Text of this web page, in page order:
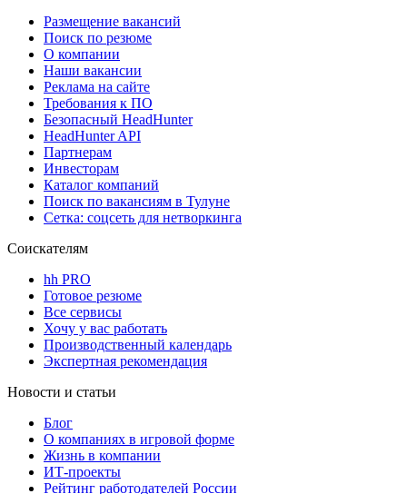
Размещение вакансий
Поиск по резюме
О компании
Наши вакансии
Реклама на сайте
Требования к ПО
Безопасный HeadHunter
HeadHunter API
Партнерам
Инвесторам
Каталог компаний
Поиск по вакансиям в Тулуне
Сетка: соцсеть для нетворкинга
Соискателям
hh PRO
Готовое резюме
Все сервисы
Хочу у вас работать
Производственный календарь
Экспертная рекомендация
Новости и статьи
Блог
О компаниях в игровой форме
Жизнь в компании
ИТ-проекты
Рейтинг работодателей России